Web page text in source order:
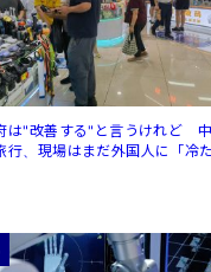
は"改善する"と言うけれど
行、現場はまだ外国人に「冷